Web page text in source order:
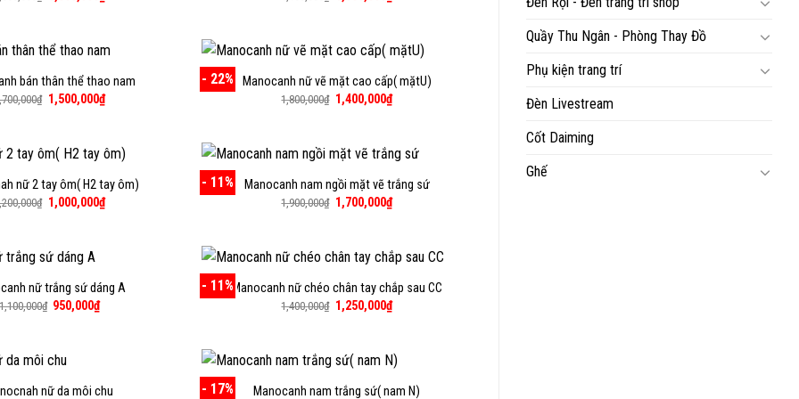
Quầy Thu Ngân - Phòng Thay Đồ
Phụ kiện trang trí
Đèn Livestream
Cốt Daiming
Ghế
gốc
hiện
1,800,000₫.
gốc
hiện
1,000,000₫.
bán thân thể thao nam
₫ Giá
gốc
1,500,000₫Giá
hiện
1,500,000₫.
- 22% Manocanh nữ vẽ mặt cao cấp( mặtU)
1,800,000₫ Giá
gốc
1,400,000₫Giá
hiện
1,400,000₫.
nữ 2 tay ôm( H2 tay ôm)
₫ Giá
gốc
1,000,000₫Giá
hiện
- 11% Manocanh nam ngồi mặt vẽ trắng sứ
1,900,000₫ Giá
gốc
1,700,000₫Giá
hiện
1,700,000₫.
nữ trắng sứ dáng A
₫ Giá
950,000₫Giá
hiện
- 11%Manocanh nữ chéo chân tay chắp sau CC
1,400,000₫ Giá
gốc
1,250,000₫Giá
hiện
1,250,000₫.
nữ da môi chu - 17% Manocanh nam trắng sứ( nam N)